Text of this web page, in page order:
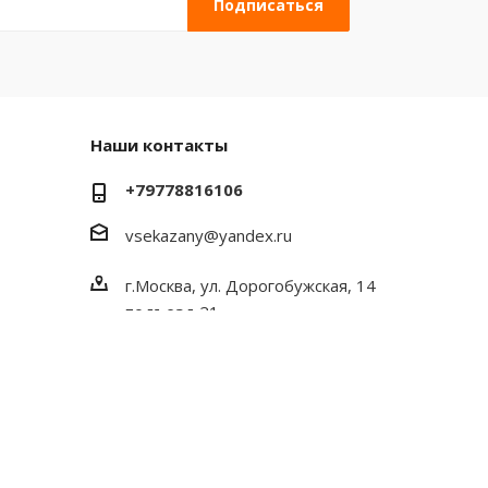
Наши контакты
+79778816106
vsekazany@yandex.ru
г.Москва, ул. Дорогобужская, 14
подъезд 21